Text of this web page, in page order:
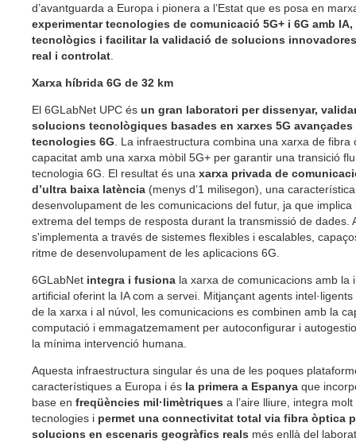
d’avantguarda a Europa i pionera a l’Estat que es posa en
experimentar tecnologies de comunicació 5G+ i 6G amb
tecnològics i facilitar la validació de solucions
real i controlat
Xarxa híbrida 6G de 32 km
El 6GLabNet UPC és un gran laboratori per dissenyar,
solucions tecnològiques basades en xarxes 5G
tecnologies 6G . La infraestructura combina una xarxa de fibra
capacitat amb una xarxa mòbil 5G+ per garantir una transició
tecnologia 6G. El resultat és una xarxa privada de
d’ultra baixa latència (menys d’1 milisegon), una
desenvolupament de les comunicacions del futur, ja que implica
extrema del temps de resposta durant la transmissió de dades.
s'implementa a través de sistemes flexibles i escalables,
ritme de desenvolupament de les aplicacions 6G.
6GLabNet integra i fusiona la xarxa de comunicacions amb la
artificial oferint la IA com a servei. Mitjançant agents intel·ligents
de la xarxa i al núvol, les comunicacions es combinen amb la
computació i emmagatzemament per autoconfigurar i
la mínima intervenció humana.
Aquesta infraestructura singular és una de les poques
característiques a Europa i és la primera a Espanya que
base en freqüències mil·limètriques a l’aire lliure, integra
tecnologies i permet una connectivitat total via fibra òptica
solucions en escenaris geogràfics reals més enllà del